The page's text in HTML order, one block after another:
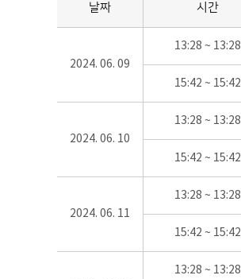
날짜 시간
2024. 06. 09
13:28 ~ 13:28
15:42 ~ 15:42
2024. 06. 10
13:28 ~ 13:28
15:42 ~ 15:42
2024. 06. 11
13:28 ~ 13:28
15:42 ~ 15:42
13:28 ~ 13:28